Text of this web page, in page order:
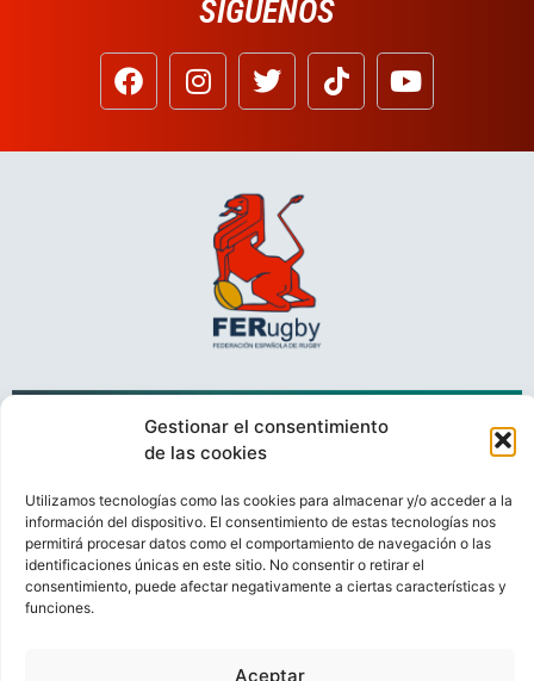
Gestionar el consentimiento
de las cookies
Utilizamos tecnologías como las cookies para almacenar y/o acceder a la
información del dispositivo. El consentimiento de estas tecnologías nos
permitirá procesar datos como el comportamiento de navegación o las
identificaciones únicas en este sitio. No consentir o retirar el
consentimiento, puede afectar negativamente a ciertas características y
funciones.
Aceptar
SÍGUENOS
VIDEOCONFERENCIASPOLÍTICA DE PRIVACIDAD
POLÍTICA DE COOKIESPOLÍTICA DE VENTASAVISO LEGAL